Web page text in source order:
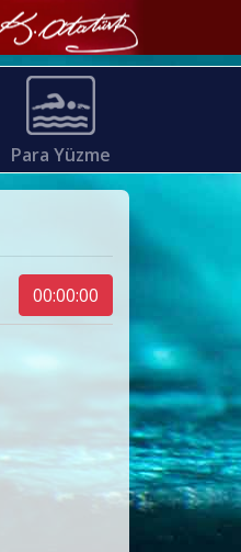
Para Yüzme
00:00:00